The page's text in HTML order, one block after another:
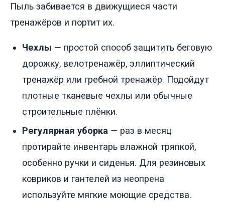
Пыль забивается в движущиеся части
тренажёров и портит их.
Чехлы — простой способ защитить беговую
дорожку, велотренажёр, эллиптический
тренажёр или гребной тренажёр. Подойдут
плотные тканевые чехлы или обычные
строительные плёнки.
Регулярная уборка — раз в месяц
протирайте инвентарь влажной тряпкой,
особенно ручки и сиденья. Для резиновых
ковриков и гантелей из неопрена
используйте мягкие моющие средства.